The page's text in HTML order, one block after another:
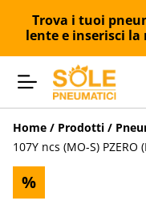
Trova i tuoi
lente e inserisci la
Home / Prodotti /
107Y ncs (MO-S) PZERO
%